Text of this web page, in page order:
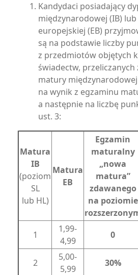
Kandydaci posiadający
międzynarodowej (IB)
europejskiej (EB)
są na podstawie liczby
z przedmiotów objętych
świadectw, przeliczanych
matury
na wynik z egzaminu
a następnie na liczbę
ust. 3:
Matura
IB
(poziom
SL
lub HL)
Matura
EB
Egzamin
maturalny
„nowa
matura”
zdawanego
na poziomie
1
1,99-
4,99
0
2
5,00-
5,99
30%